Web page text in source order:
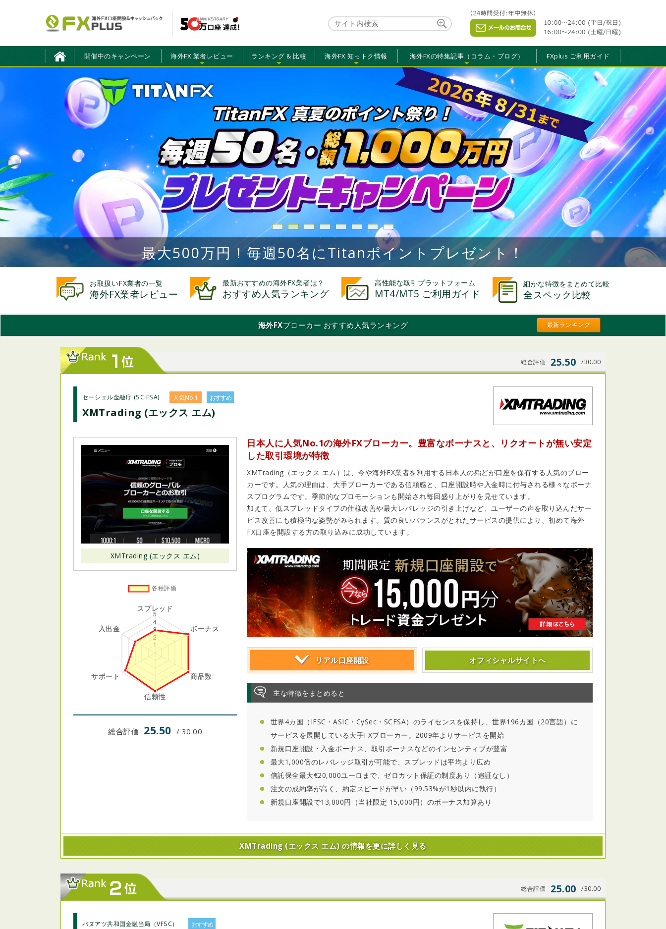
開催中のキャンペーン 海外FX 業者レビュー ランキング & 比較 海外FX 知っトク情報 海外FXの特集記事（コラム・ブログ） FXplus ご利用ガイド
最大500万円！毎週50名にTitanポイントプレゼント！
7 8
お取扱いFX業者の一覧
海外FX業者レビュー
最新おすすめの海外FX業者は？
おすすめ人気ランキング
高性能な取引プラットフォーム
MT4/MT5 ご利用ガイド
細かな特徴をまとめて比較
全スペック比較
海外FXブローカー おすすめ人気ランキング 最新ランキング
総合評価 25.50 /30.00
セーシェル金融庁 (SC:FSA) 人気No.1 おすすめ
XMTrading (エックス エム)
XMTrading (エックス エム)
総合評価 25.50 / 30.00
日本人に人気No.1の海外FXブローカー。豊富なボーナスと、リクオートが無い安定
した取引環境が特徴
XMTrading（エックス エム）は、今や海外FX業者を利用する日本人の殆どが口座を保有する人気のブロー
カーです。人気の理由は、大手ブローカーである信頼感と、口座開設時や入金時に付与される様々なボーナ
スプログラムです。季節的なプロモーションも開始され毎回盛り上がりを見せています。
加えて、低スプレッドタイプの仕様改善や最大レバレッジの引き上げなど、ユーザーの声を取り込んだサー
ビス改善にも積極的な姿勢がみられます。質の良いバランスがとれたサービスの提供により、初めて海外
FX口座を開設する方の取り込みに成功しています。
リアル口座開設 オフィシャルサイトへ
主な特徴をまとめると
世界4カ国（IFSC・ASIC・CySec・SCFSA）のライセンスを保持し、世界196カ国（20言語）に
サービスを展開している大手FXブローカー。2009年よりサービスを開始
新規口座開設・入金ボーナス、取引ボーナスなどのインセンティブが豊富
最大1,000倍のレバレッジ取引が可能で、スプレッドは平均より広め
信託保全最大€20,000ユーロまで、ゼロカット保証の制度あり（追証なし）
注文の成約率が高く、約定スピードが早い（99.53%が1秒以内に執行）
新規口座開設で13,000円（当社限定 15,000円）のボーナス加算あり
XMTrading (エックス エム) の情報を更に詳しく見る
総合評価 25.00 /30.00
バヌアツ共和国金融当局（VFSC） おすすめ